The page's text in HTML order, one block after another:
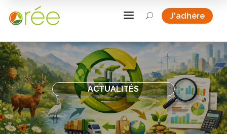
a U J'adhère
ACTUALITÉS